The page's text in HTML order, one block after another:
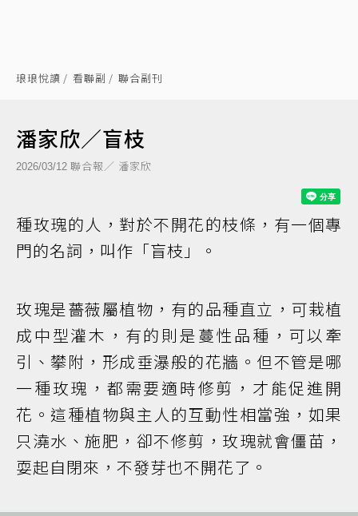
琅琅悅讀 看聯副 聯合副刊
潘家欣／盲枝
2026/03/12 聯合報／ 潘家欣
種玫瑰的人，對於不開花的枝條，有一個專
門的名詞，叫作「盲枝」。
玫瑰是薔薇屬植物，有的品種直立，可栽植
成中型灌木，有的則是蔓性品種，可以牽
引、攀附，形成垂瀑般的花牆。但不管是哪
一種玫瑰，都需要適時修剪，才能促進開
花。這種植物與主人的互動性相當強，如果
只澆水、施肥，卻不修剪，玫瑰就會僵苗，
耍起自閉來，不發芽也不開花了。